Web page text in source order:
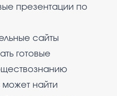
презентации по
сайты
готовые
может найти